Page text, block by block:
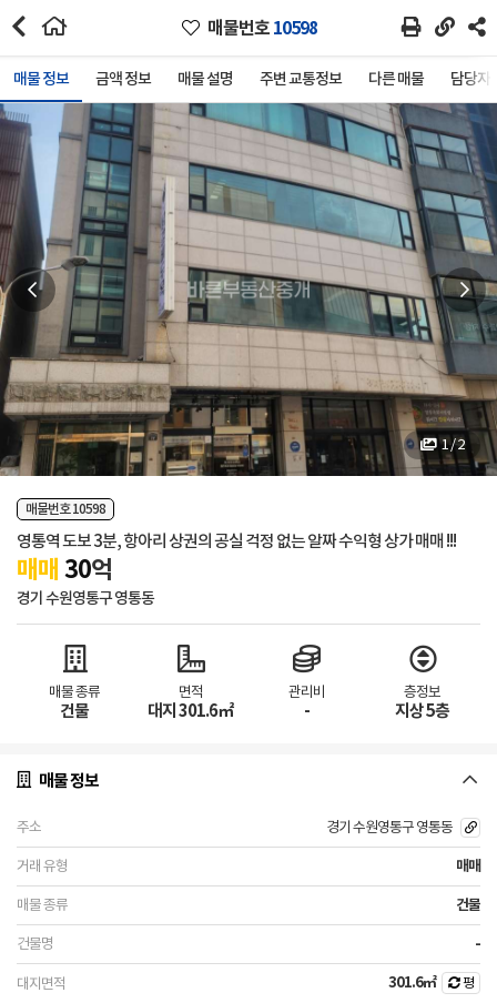
매물번호10598
매물 정보 금액 정보 매물 설명 주변 교통정보 다른 매물 담당자
1 / 2
매물번호 10598
영통역 도보 3분, 항아리 상권의 공실 걱정 없는 알짜 수익형 상가 매매 !!!
매매 30억
경기 수원영통구 영통동
매물 종류
건물
면적
대지 301.6㎡
관리비
-
층정보
지상 5층
매물 정보
경기 수원영통구 영통동
매매
건물
-
301.6㎡ 평